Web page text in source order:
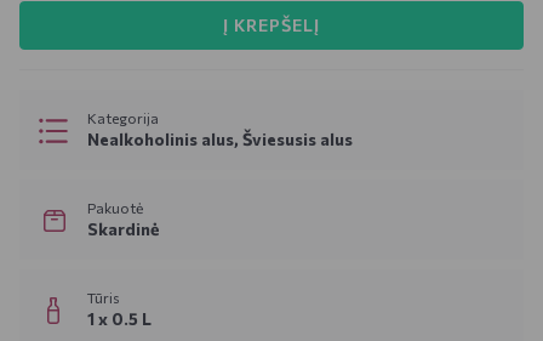
Į KREPŠELĮ
Kategorija
Nealkoholinis alus, Šviesusis alus
Pakuotė
Skardinė
Tūris
1 x 0.5 L